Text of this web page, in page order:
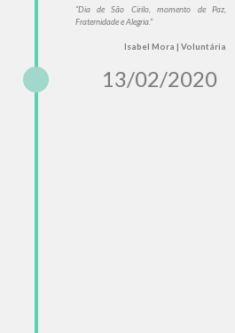
“Dia de São Cirilo, momento de Paz,
Fraternidade e Alegria.”
Isabel Mora | Voluntária
13/02/2020